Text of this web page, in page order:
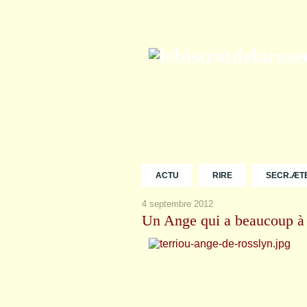
ACTU RIRE
4 septembre 2012
Un Ange qui a beaucoup